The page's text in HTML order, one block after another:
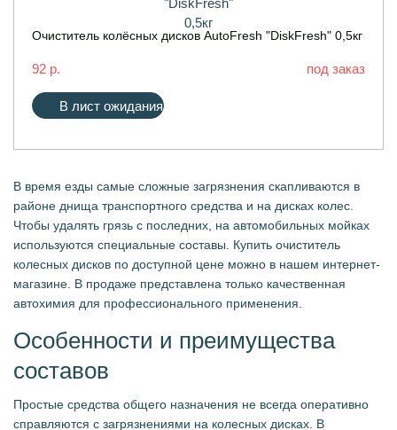
Очиститель колёсных дисков AutoFresh "DiskFresh" 0,5кг
92 р. под заказ
В лист ожидания
В время езды самые сложные загрязнения скапливаются в
районе днища транспортного средства и на дисках колес.
Чтобы удалять грязь с последних, на автомобильных мойках
используются специальные составы. Купить очиститель
колесных дисков по доступной цене можно в нашем интернет-
магазине. В продаже представлена только качественная
автохимия для профессионального применения.
Особенности и преимущества
составов
Простые средства общего назначения не всегда оперативно
справляются с загрязнениями на колесных дисках. В